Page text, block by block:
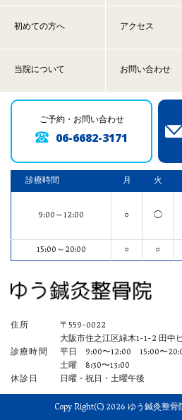
初めての方へ アクセス
当院について お問い合わせ
ご予約・お問い合わせ
06-6682-3171
診療時間 月 火
9:00～12:00 ○ ◯
15:00～20:00
○ ○
住所
〒559-0022
大阪市住之江区緑木1-1-2 田中
診療時間
平日 9:00〜12:00 15:00〜
土曜 8:30〜13:00
休診日
日曜・祝日・土曜午後
Copy Right(C) 2026 ゆう鍼灸整